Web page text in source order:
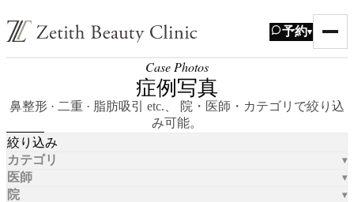
予約▾
Case Photos
症例写真
鼻整形 · 二重 · 脂肪吸引 etc.、 院・医師・カテゴリで絞り込
み可能。
絞り込み
カテゴリ
医師
院